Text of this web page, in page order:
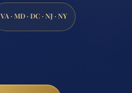
VA · MD · DC · NJ · NY